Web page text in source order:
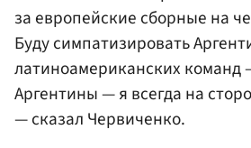
за европейские сборные на
Буду симпатизировать
латиноамериканских команд
Аргентины — я всегда на
— сказал Червиченко.